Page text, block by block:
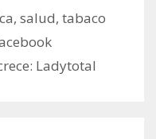
,salud,tabaco
Ladytotal